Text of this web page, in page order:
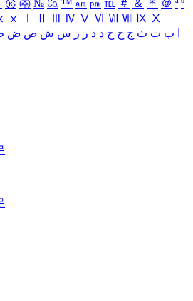
㉿ ㈜ № ㏇ ™ ㏂ ㏘ ℡ ＃ ＆ ＊ ＠ ª º
ⅹ Ⅳ Ⅴ Ⅵ Ⅶ Ⅷ Ⅸ Ⅹ
ب ت ث ج ح خ د ذ ر ز س ش ص ض